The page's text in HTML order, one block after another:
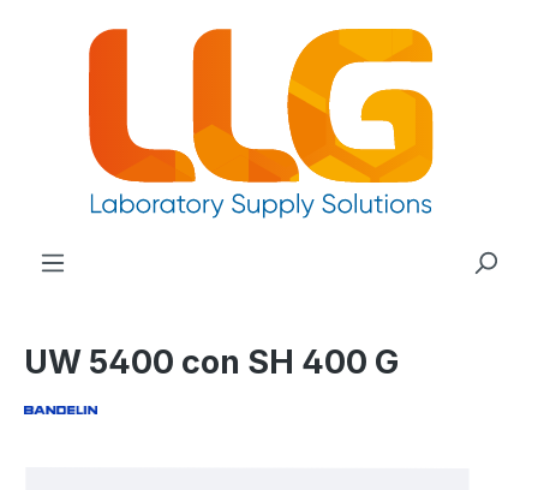
principale
UW 5400 con SH 400 G